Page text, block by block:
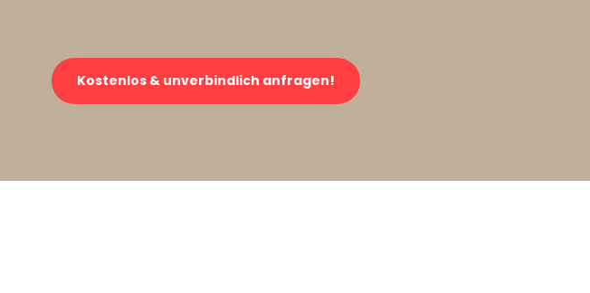
Kostenlos & unverbindlich anfragen!